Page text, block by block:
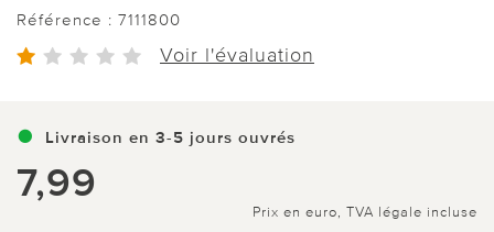
Référence : 7111800
Voir l'évaluation
Livraison en 3-5 jours ouvrés
7,99
Prix en euro, TVA légale incluse